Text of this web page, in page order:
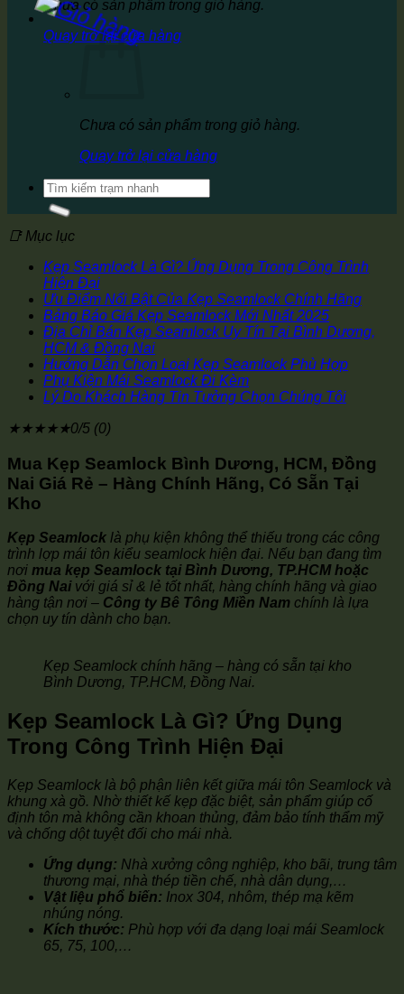
Chưa có sản phẩm trong giỏ hàng.
Quay trở lại cửa hàng
Chưa có sản phẩm trong giỏ hàng.
Quay trở lại cửa hàng
Tìm
kiếm:
📑 Mục lục
Kẹp Seamlock Là Gì? Ứng Dụng Trong Công Trình
Hiện Đại
Ưu Điểm Nổi Bật Của Kẹp Seamlock Chính Hãng
Bảng Báo Giá Kẹp Seamlock Mới Nhất 2025
Địa Chỉ Bán Kẹp Seamlock Uy Tín Tại Bình Dương,
HCM & Đồng Nai
Hướng Dẫn Chọn Loại Kẹp Seamlock Phù Hợp
Phụ Kiện Mái Seamlock Đi Kèm
Lý Do Khách Hàng Tin Tưởng Chọn Chúng Tôi
★★★★★0/5 (0)
Mua Kẹp Seamlock Bình Dương, HCM, Đồng
Nai Giá Rẻ – Hàng Chính Hãng, Có Sẵn Tại
Kho
Kẹp Seamlock là phụ kiện không thể thiếu trong các công
trình lợp mái tôn kiểu seamlock hiện đại. Nếu bạn đang tìm
nơi mua kẹp Seamlock tại Bình Dương, TP.HCM hoặc
Đồng Naivới giá sỉ & lẻ tốt nhất, hàng chính hãng và giao
hàng tận nơi – Công ty Bê Tông Miền Nam chính là lựa
chọn uy tín dành cho bạn.
Kẹp Seamlock chính hãng – hàng có sẵn tại kho
Bình Dương, TP.HCM, Đồng Nai.
Kẹp Seamlock Là Gì? Ứng Dụng
Trong Công Trình Hiện Đại
Kẹp Seamlock là bộ phận liên kết giữa mái tôn Seamlock và
khung xà gồ. Nhờ thiết kế kẹp đặc biệt, sản phẩm giúp cố
định tôn mà không cần khoan thủng, đảm bảo tính thẩm mỹ
và chống dột tuyệt đối cho mái nhà.
Ứng dụng: Nhà xưởng công nghiệp, kho bãi, trung tâm
thương mại, nhà thép tiền chế, nhà dân dụng,…
Vật liệu phổ biến: Inox 304, nhôm, thép mạ kẽm
nhúng nóng.
Kích thước: Phù hợp với đa dạng loại mái Seamlock
65, 75, 100,…